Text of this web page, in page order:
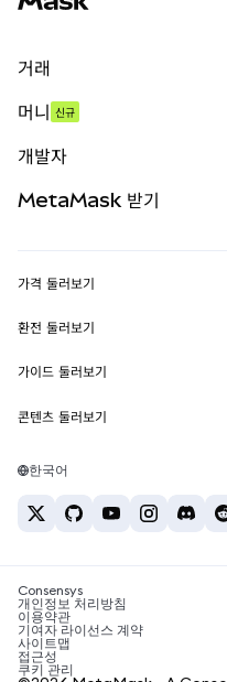
거래
무기한 선물
실물자산
머니 신규
개발자
MetaMask Connect
Snaps
웹3 서비스
MetaMask 받기
보안
고객 지원
채용
가격 둘러보기
이더리움 가격
솔라나 가격
테더 가격
환전 둘러보기
ETH를 USD로 환전
USDT를 INR로 환전
BTC를 INR로 환전
ETH를 USDT로 환전
가이드 둘러보기
ETH 매수
USDT 매수
SHIB 매수
BNB 매수
콘텐츠 둘러보기
솔라나 지갑
암호화폐 세금 뉴스
암호화폐 매수 방법
비트코인 매도 방법
한국어
Consensys
개인정보 처리방침
이용약관
기여자 라이선스 계약
사이트맵
접근성
쿠키 관리